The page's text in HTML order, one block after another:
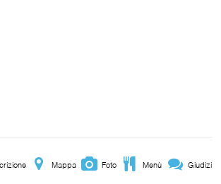
Mappa Foto Menù Giudizi